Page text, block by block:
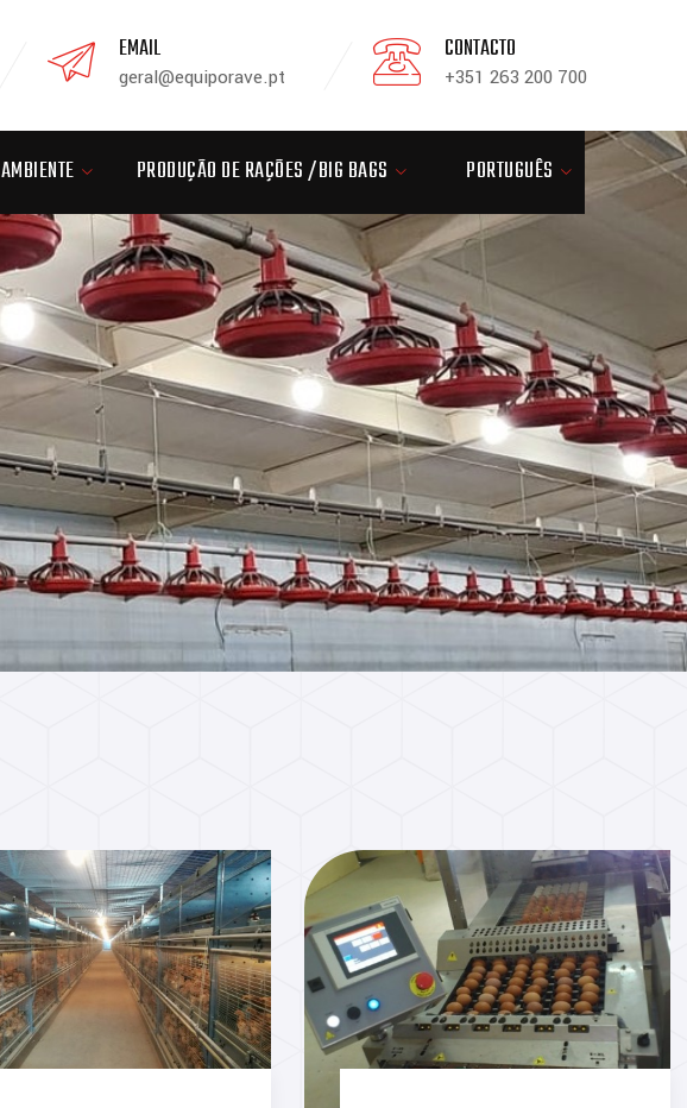
EMAIL
geral@equiporave.pt
CONTACTO
+351 263 200 700
AMBIENTE PRODUÇÃO DE RAÇÕES /BIG BAGS PORTUGUÊS